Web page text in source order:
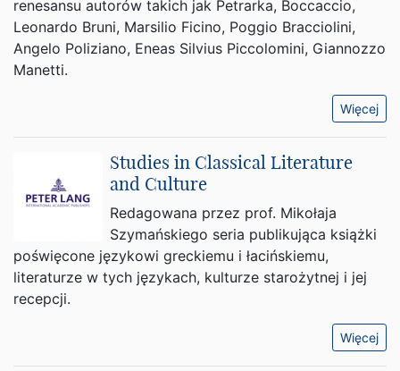
renesansu autorów takich jak Petrarka, Boccaccio,
Leonardo Bruni, Marsilio Ficino, Poggio Bracciolini,
Angelo Poliziano, Eneas Silvius Piccolomini, Giannozzo
Manetti.
Więcej
Studies in Classical Literature
and Culture
Redagowana przez prof. Mikołaja
Szymańskiego seria publikująca książki
poświęcone językowi greckiemu i łacińskiemu,
literaturze w tych językach, kulturze starożytnej i jej
recepcji.
Więcej